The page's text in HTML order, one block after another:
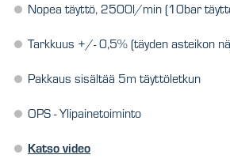
Nopea täyttö, 2500l/min (10bar
Tarkkuus +/- 0,5% (täyden asteikon
Pakkaus sisältää 5m täyttöletkun
OPS - Ylipainetoiminto
Katso video